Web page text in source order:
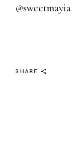
@sweetmayia
SHARE